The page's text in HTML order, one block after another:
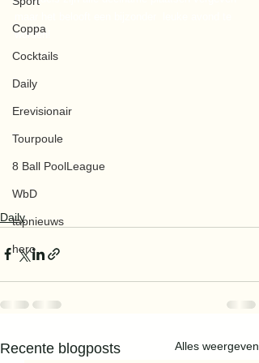
Coppa
Cocktails
Daily
Erevisionair
Tourpoule
8 Ball PoolLeague
WbD
tapnieuws
hero
worden!
Daily
Recente blogposts Alles weergeven